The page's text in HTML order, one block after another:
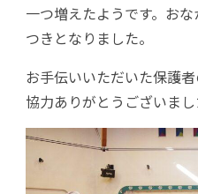
一つ増えたようです。お
つきとなりました。
お手伝いいただいた保護
協力ありがとうございまし